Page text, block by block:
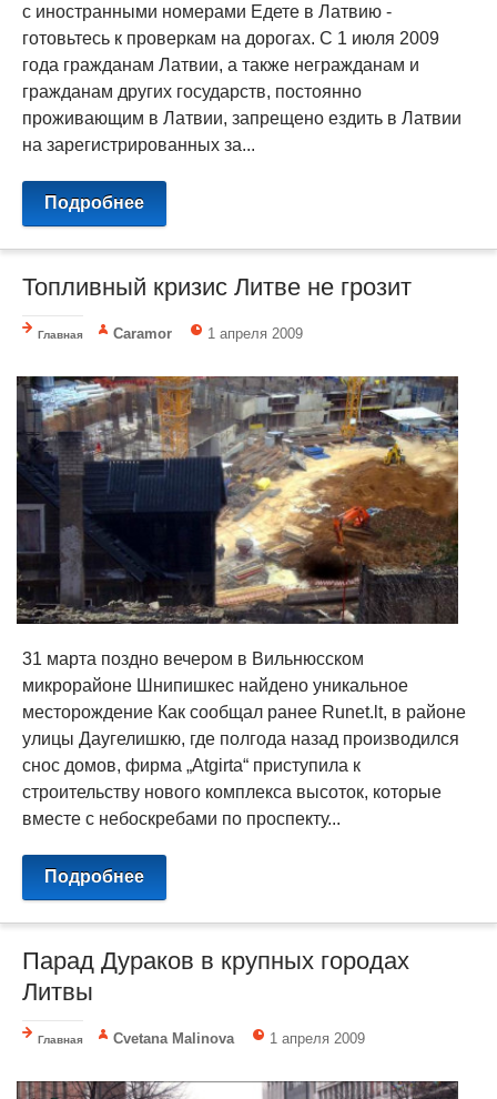
с иностранными номерами Едете в Латвию -
готовьтесь к проверкам на дорогах. С 1 июля 2009
года гражданам Латвии, а также негражданам и
гражданам других государств, постоянно
проживающим в Латвии, запрещено ездить в Латвии
на зарегистрированных за...
Подробнее
Топливный кризис Литве не грозит
Главная Caramor 1 апреля 2009
31 марта поздно вечером в Вильнюсском
микрорайоне Шнипишкес найдено уникальное
месторождение Как сообщал ранее Runet.lt, в районе
улицы Даугелишкю, где полгода назад производился
снос домов, фирма „Atgirta“ приступила к
строительству нового комплекса высоток, которые
вместе с небоскребами по проспекту...
Подробнее
Парад Дураков в крупных городах
Литвы
Главная Cvetana Malinova 1 апреля 2009